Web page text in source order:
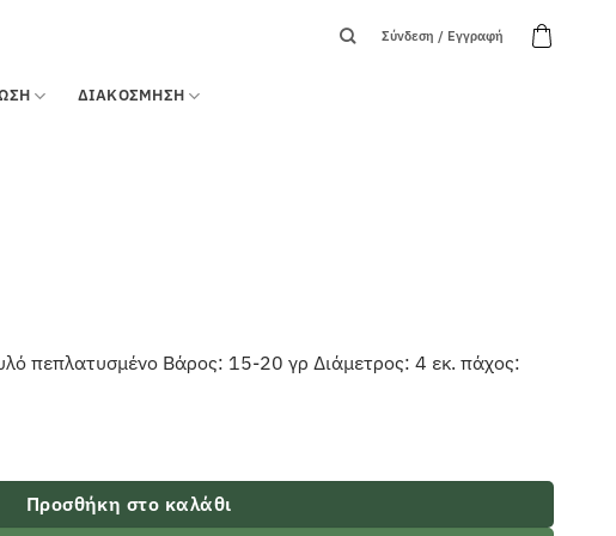
Σύνδεση / Εγγραφή
ΔΙΑΚΟΣΜΗΣΗ
πεπλατυσμένο Βάρος: 15-20 γρ Διάμετρος: 4 εκ. πάχος:
Προσθήκη στο καλάθι